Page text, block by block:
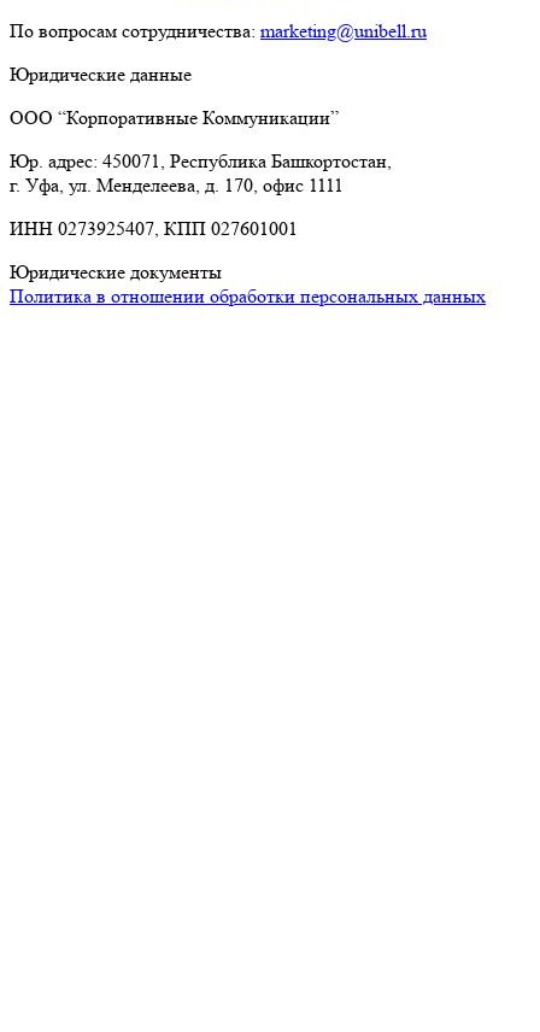
По вопросам сотрудничества: marketing@unibell.ru
Юридические данные
ООО “Корпоративные Коммуникации”
Юр. адрес: 450071, Республика Башкортостан,
г. Уфа, ул. Менделеева, д. 170, офис 1111
ИНН 0273925407, КПП 027601001
Юридические документы
Политика в отношении обработки персональных данных